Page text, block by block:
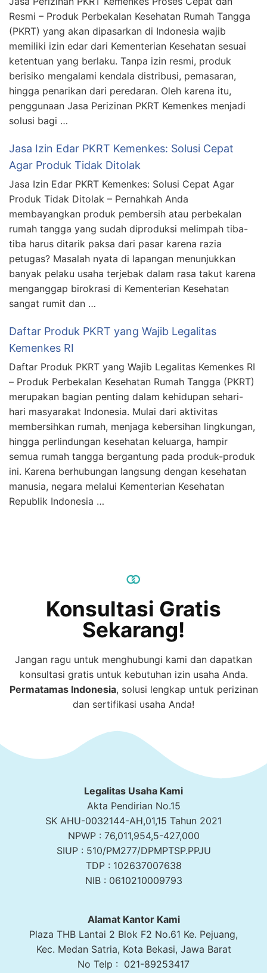
Resmi – Produk Perbekalan Kesehatan Rumah Tangga
(PKRT) yang akan dipasarkan di Indonesia wajib
memiliki izin edar dari Kementerian Kesehatan sesuai
ketentuan yang berlaku. Tanpa izin resmi, produk
berisiko mengalami kendala distribusi, pemasaran,
hingga penarikan dari peredaran. Oleh karena itu,
penggunaan Jasa Perizinan PKRT Kemenkes menjadi
solusi bagi …
Jasa Izin Edar PKRT Kemenkes: Solusi Cepat
Agar Produk Tidak Ditolak
Jasa Izin Edar PKRT Kemenkes: Solusi Cepat Agar
Produk Tidak Ditolak – Pernahkah Anda
membayangkan produk pembersih atau perbekalan
rumah tangga yang sudah diproduksi melimpah tiba-
tiba harus ditarik paksa dari pasar karena razia
petugas? Masalah nyata di lapangan menunjukkan
banyak pelaku usaha terjebak dalam rasa takut karena
menganggap birokrasi di Kementerian Kesehatan
sangat rumit dan …
Daftar Produk PKRT yang Wajib Legalitas
Kemenkes RI
Daftar Produk PKRT yang Wajib Legalitas Kemenkes RI
– Produk Perbekalan Kesehatan Rumah Tangga (PKRT)
merupakan bagian penting dalam kehidupan sehari-
hari masyarakat Indonesia. Mulai dari aktivitas
membersihkan rumah, menjaga kebersihan lingkungan,
hingga perlindungan kesehatan keluarga, hampir
semua rumah tangga bergantung pada produk-produk
ini. Karena berhubungan langsung dengan kesehatan
manusia, negara melalui Kementerian Kesehatan
Republik Indonesia …
Konsultasi Gratis
Sekarang!
Jangan ragu untuk menghubungi kami dan dapatkan
konsultasi gratis untuk kebutuhan izin usaha Anda.
PermatamasIndonesia, solusi lengkap untuk perizinan
dan sertifikasi usaha Anda!
Legalitas Usaha Kami
Akta Pendirian No.15
SK AHU-0032144-AH,01,15 Tahun 2021
NPWP : 76,011,954,5-427,000
SIUP : 510/PM277/DPMPTSP.PPJU
TDP : 102637007638
NIB : 0610210009793
Alamat Kantor Kami
Plaza THB Lantai 2 Blok F2 No.61 Ke. Pejuang,
Kec. Medan Satria, Kota Bekasi, Jawa Barat
No Telp : 021-89253417